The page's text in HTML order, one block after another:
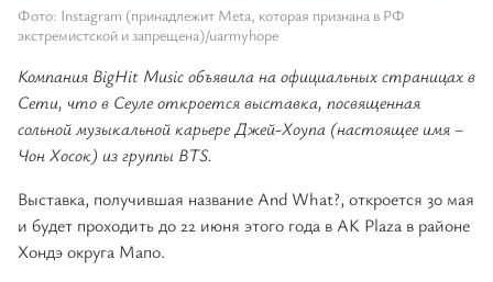
Фото: Instagram (принадлежит Meta, которая признана в РФ
экстремистской и запрещена)/uarmyhope
Компания BigHit Music объявила на официальных страницах в
Сети, что в Сеуле откроется выставка, посвященная
сольной музыкальной карьере Джей-Хоупа (настоящее имя –
Чон Хосок) из группы BTS.
Выставка, получившая название And What?, откроется 30 мая
и будет проходить до 22 июня этого года в AK Plaza в районе
Хондэ округа Мапо.